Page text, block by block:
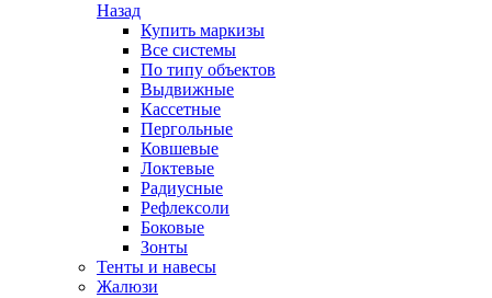
Назад
Купить маркизы
Все системы
По типу объектов
Выдвижные
Кассетные
Пергольные
Ковшевые
Локтевые
Радиусные
Рефлексоли
Боковые
Зонты
Тенты и навесы
Жалюзи